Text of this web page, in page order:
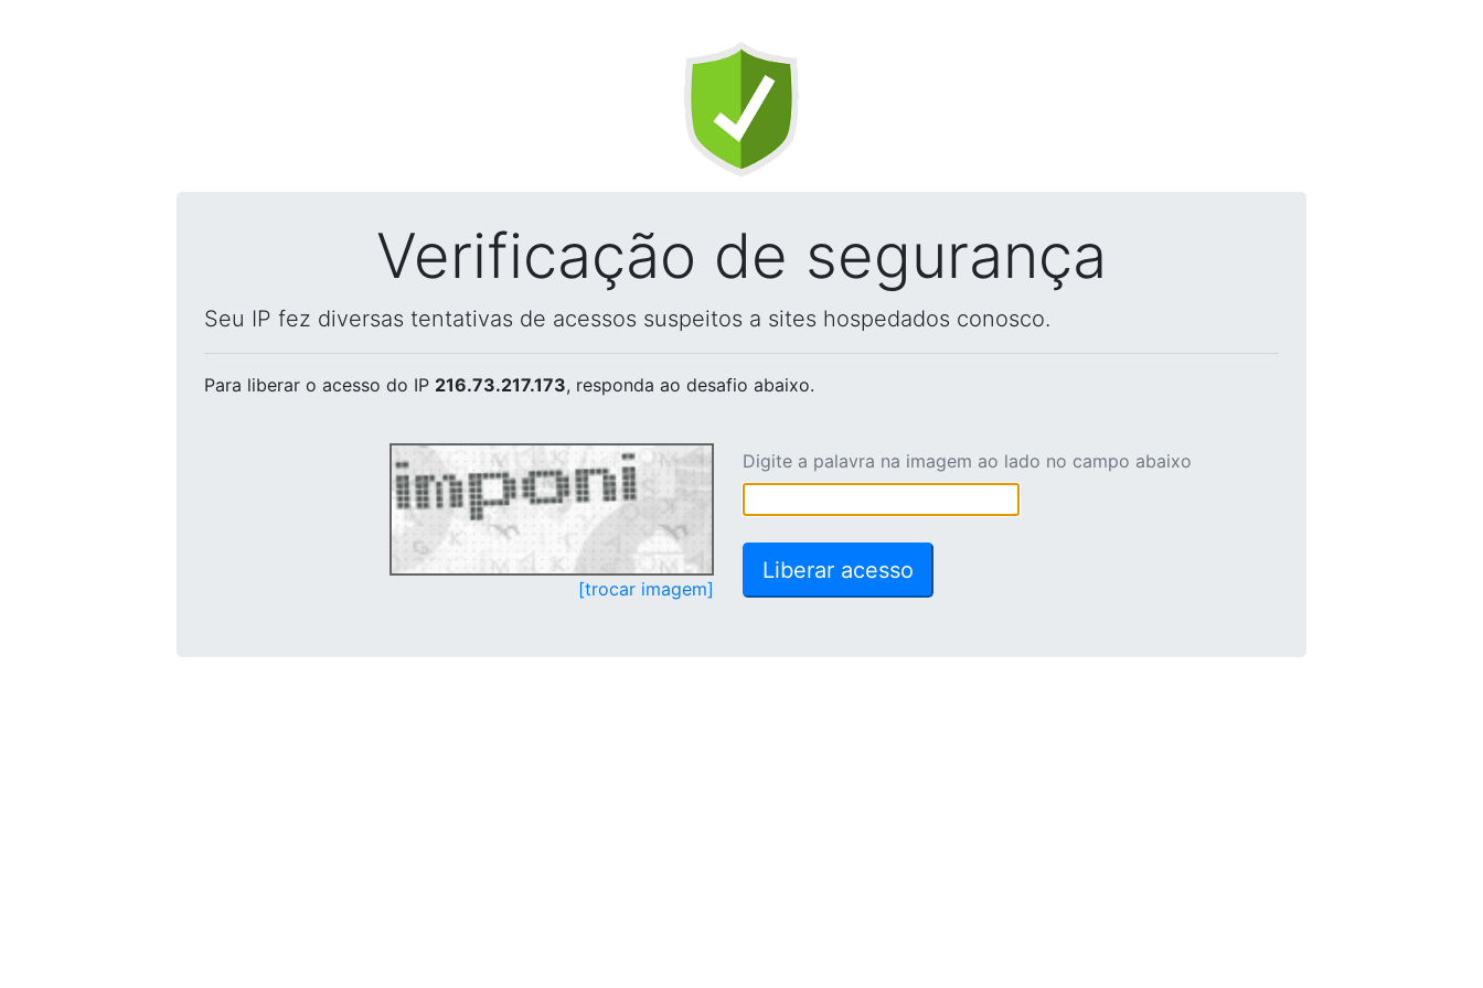
Verificação de segurança
Seu IP fez diversas tentativas de acessos suspeitos a sites hospedados conosco.
Para liberar o acesso do IP 216.73.217.173, responda ao desafio abaixo.
[trocar imagem]
Digite a palavra na imagem ao lado no campo abaixo